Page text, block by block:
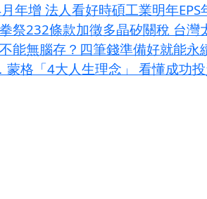
年增 法人看好時碩工業明年EPS
拳祭232條款加徵多晶矽關稅 台
能無腦存？四筆錢準備好就能永
蒙格「4大人生理念」 看懂成功